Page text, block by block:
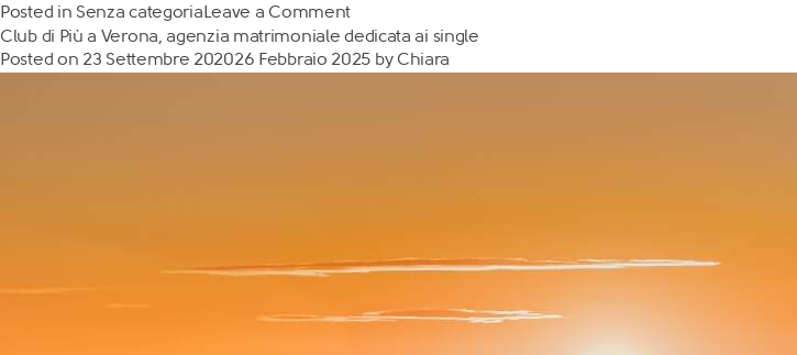
Posted in Senza categoriaLeave a Comment
Club di Più a Verona, agenzia matrimoniale dedicata ai single
Posted on 23 Settembre 202026 Febbraio 2025 by Chiara